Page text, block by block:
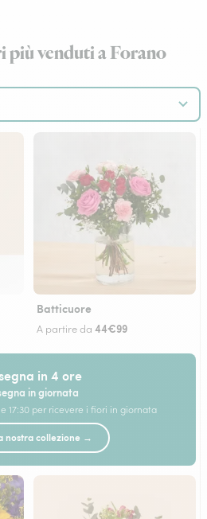
più venduti a Forano
Batticuore
A partire da 44€99
in 4 ore
in giornata
17:30 per ricevere i fiori in giornata
nostra collezione →